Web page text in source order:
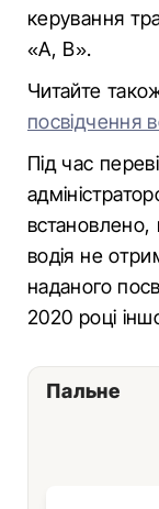
керування
«А, В».
Читайте
посвідчення
Під час
водія не
наданого
2020 році
Пальне